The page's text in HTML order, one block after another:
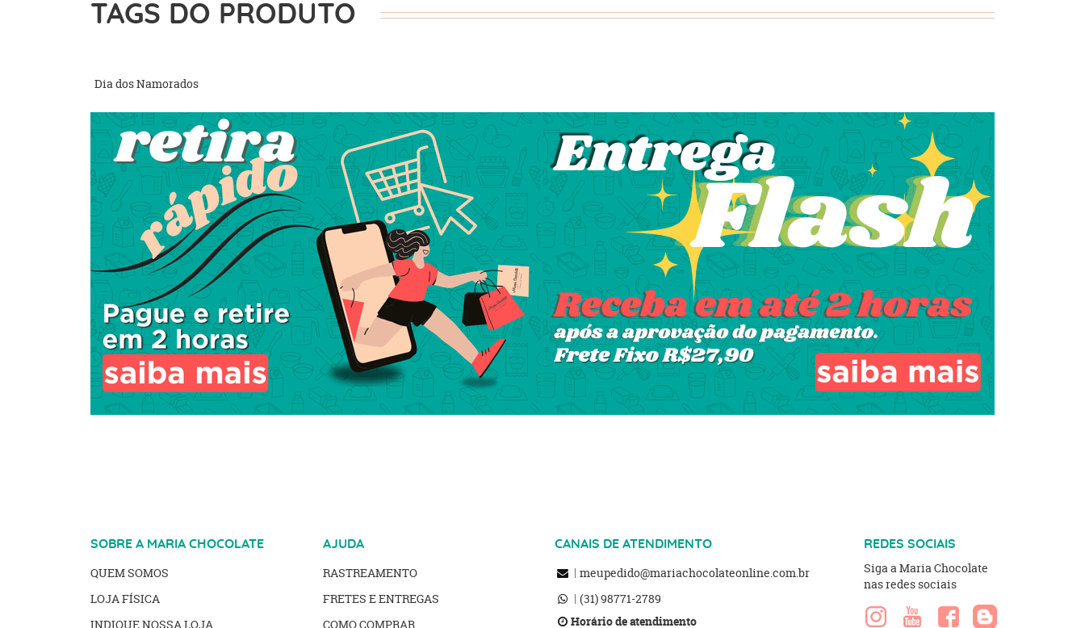
TAGS DO PRODUTO
Dia dos Namorados
SOBRE A MARIA CHOCOLATE
QUEM SOMOS
LOJA FÍSICA
INDIQUE NOSSA LOJA
AJUDA
RASTREAMENTO
FRETES E ENTREGAS
COMO COMPRAR
CANAIS DE ATENDIMENTO
meupedido@mariachocolateonline.com.br
(31)98771-2789
Horário de atendimento
REDES SOCIAIS
Siga a Maria Chocolate
nas redes sociais